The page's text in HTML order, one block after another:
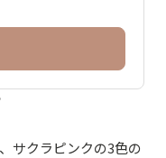
サクラピンクの3色の